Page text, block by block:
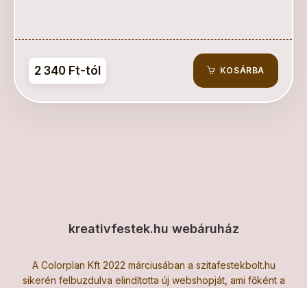
2 340 Ft-tól KOSÁRBA
kreativfestek.hu webáruház
A Colorplan Kft 2022 márciusában a szitafestekbolt.hu
sikerén felbuzdulva elindította új webshopját, ami főként a